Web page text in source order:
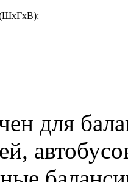
(ШxГxВ):
для